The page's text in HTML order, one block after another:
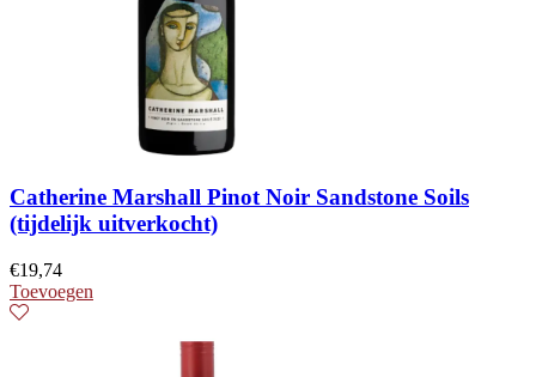
Catherine Marshall Pinot Noir Sandstone Soils
(tijdelijk uitverkocht)
€19,74
Toevoegen